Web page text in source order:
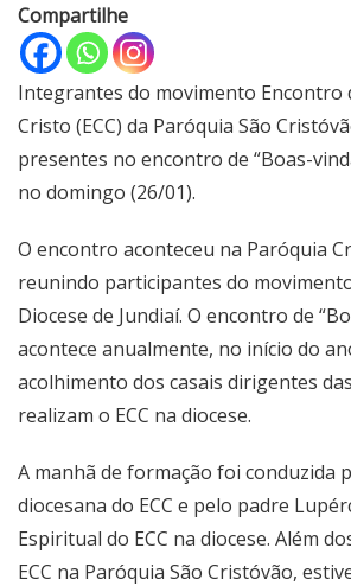
Compartilhe
Integrantes do movimento Encontro
Cristo (ECC) da Paróquia São
presentes no encontro de “Boas-
no domingo (26/01).
O encontro aconteceu na Paróquia
reunindo participantes do
Diocese de Jundiaí. O encontro de
acontece anualmente, no início do
acolhimento dos casais dirigentes
realizam o ECC na diocese.
A manhã de formação foi conduzida
diocesana do ECC e pelo padre
Espiritual do ECC na diocese. Além
ECC na Paróquia São Cristóvão,